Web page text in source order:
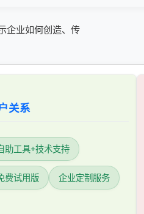
企业如何创造、传
关系
助工具+技术支持
费试用版 企业定制服务